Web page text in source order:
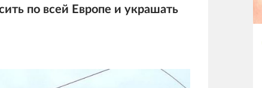
по всей Европе и украшать